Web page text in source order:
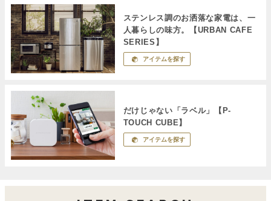
ステンレス調のお洒落な家電は、一
人暮らしの味方。【URBAN CAFE
SERIES】
アイテムを探す
だけじゃない「ラベル」【P-
TOUCH CUBE】
アイテムを探す